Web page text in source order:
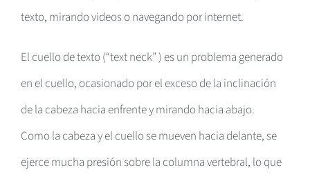
texto, mirando videos o navegando por internet.
El cuello de texto (“text neck” ) es un problema generado
en el cuello, ocasionado por el exceso de la inclinación
de la cabeza hacia enfrente y mirando hacia abajo.
Como la cabeza y el cuello se mueven hacia delante, se
ejerce mucha presión sobre la columna vertebral, lo que